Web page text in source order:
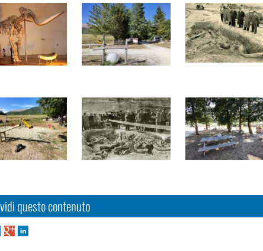
questo contenuto